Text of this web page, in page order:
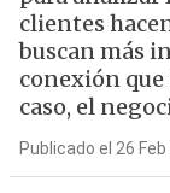
clientes
buscan más
conexión
caso, el
Publicado el 26